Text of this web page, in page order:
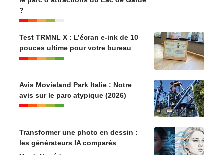
?
Test TRMNL X : L’écran e-ink de 10
pouces ultime pour votre bureau
Avis Movieland Park Italie : Notre
avis sur le parc atypique (2026)
Transformer une photo en dessin :
les générateurs IA comparés